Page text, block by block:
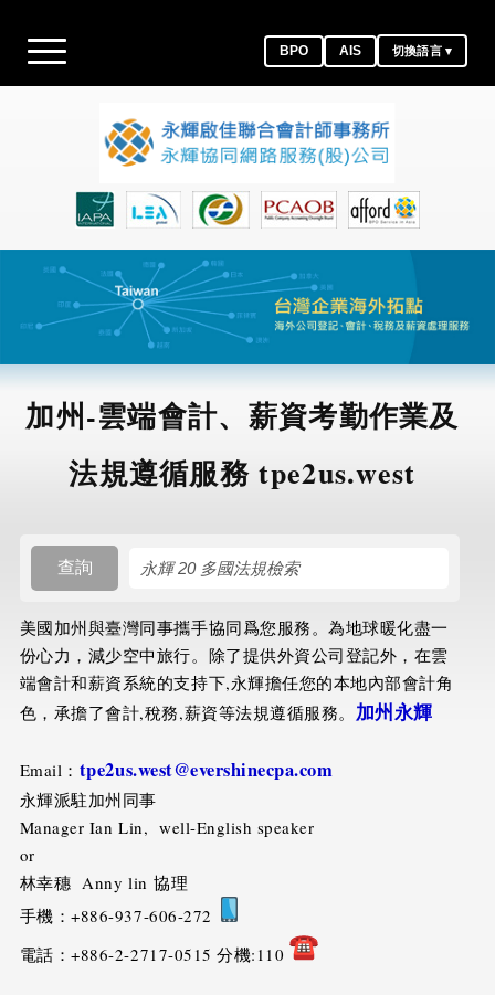
BPO AIS 切換語言 ▾
加州-雲端會計、薪資考勤作業及
法規遵循服務 tpe2us.west
查詢
美國加州與臺灣同事攜手協同爲您服務。為地球暖化盡一
份心力，減少空中旅行。除了提供外資公司登記外，在雲
端會計和薪資系統的支持下,永輝擔任您的本地內部會計角
色，承擔了會計,稅務,薪資等法規遵循服務。 加州永輝
Email： tpe2us.west@evershinecpa.com
永輝派駐加州同事
Manager Ian Lin, well-English speaker
or
林幸穗 Anny lin 協理
手機：+886-937-606-272
電話：+886-2-2717-0515 分機:110